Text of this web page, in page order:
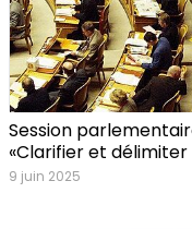
Session
«Clarifier et délimiter
9 juin 2025